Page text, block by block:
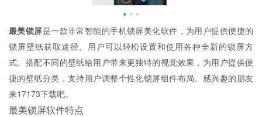
最美锁屏是一款非常智能的手机锁屏美化软件，为用户提供便捷的
锁屏壁纸获取途径。用户可以轻松设置和使用各种全新的锁屏方
式。搭配不同的壁纸给用户带来更独特的视觉效果，为用户提供便
捷的壁纸分类，支持用户调整个性化锁屏组件布局。感兴趣的朋友
来17173下载吧。
最美锁屏软件特点